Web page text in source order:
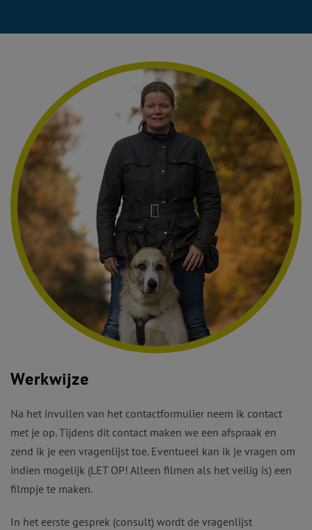
Werkwijze
Na het invullen van het contactformulier neem ik contact
met je op. Tijdens dit contact maken we een afspraak en
zend ik je een vragenlijst toe. Eventueel kan ik je vragen om
indien mogelijk (LET OP! Alleen filmen als het veilig is) een
filmpje te maken.
In het eerste gesprek (consult) wordt de vragenlijst